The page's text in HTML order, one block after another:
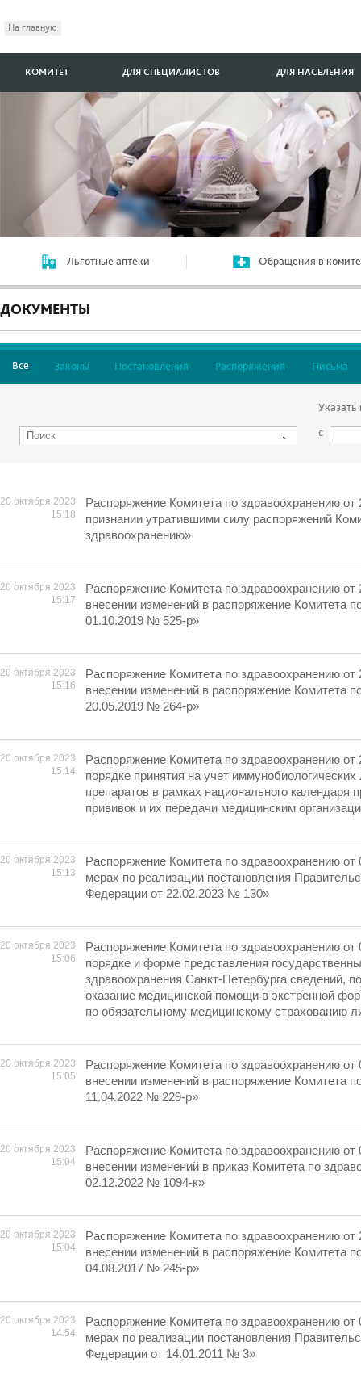
На главную
КОМИТЕТ ДЛЯ СПЕЦИАЛИСТОВ ДЛЯ НАСЕЛЕНИЯ
Льготные аптеки Обращения в
ДОКУМЕНТЫ
Все Законы Постановления Распоряжения Письма
Указать
с
20 октября 2023
15:18
Распоряжение Комитета по здравоохранению
признании утратившими силу распоряжений
здравоохранению»
20 октября 2023
15:17
Распоряжение Комитета по здравоохранению
внесении изменений в распоряжение Комитета
01.10.2019 № 525-р»
20 октября 2023
15:16
Распоряжение Комитета по здравоохранению
внесении изменений в распоряжение Комитета
20.05.2019 № 264-р»
20 октября 2023
15:14
Распоряжение Комитета по здравоохранению
порядке принятия на учет
препаратов в рамках национального календаря
прививок и их передачи медицинским
20 октября 2023
15:13
Распоряжение Комитета по здравоохранению
мерах по реализации постановления
Федерации от 22.02.2023 № 130»
20 октября 2023
15:06
Распоряжение Комитета по здравоохранению
порядке и форме представления
здравоохранения Санкт-Петербурга сведений,
оказание медицинской помощи в экстренной
по обязательному медицинскому страхованию
20 октября 2023
15:05
Распоряжение Комитета по здравоохранению
внесении изменений в распоряжение Комитета
11.04.2022 № 229-р»
20 октября 2023
15:04
Распоряжение Комитета по здравоохранению
внесении изменений в приказ Комитета по
02.12.2022 № 1094-к»
20 октября 2023
15:04
Распоряжение Комитета по здравоохранению
внесении изменений в распоряжение Комитета
04.08.2017 № 245-р»
20 октября 2023
14:54
Распоряжение Комитета по здравоохранению
мерах по реализации постановления
Федерации от 14.01.2011 № 3»